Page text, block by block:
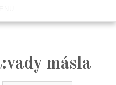
másla